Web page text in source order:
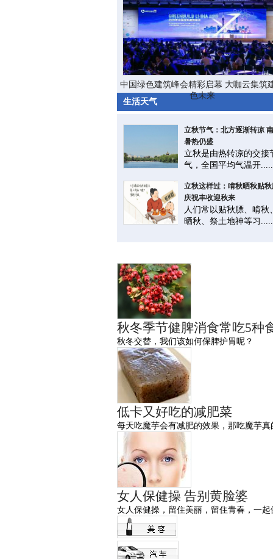
中国绿色建筑峰会精彩启幕 大咖云集筑
色未来
生活天气
立秋节气：北方逐渐转凉
暑热仍盛
立秋是由热转凉的交接
气，全国平均气温开
立秋这样过：啃秋晒秋贴
庆祝丰收迎秋来
人们常以贴秋膘、啃秋
晒秋、祭土地神等习
秋冬季节健脾消食常吃5种
秋冬交替，我们该如何保脾护胃呢？
低卡又好吃的减肥菜
每天吃魔芋会有减肥的效果，那吃魔芋
女人保健操 告别黄脸婆
女人保健操，留住美丽，留住青春，一